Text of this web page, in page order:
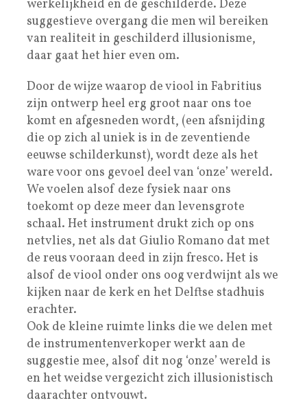
werkelijkheid en de geschilderde. Deze
suggestieve overgang die men wil bereiken
van realiteit in geschilderd illusionisme,
daar gaat het hier even om.
Door de wijze waarop de viool in Fabritius
zijn ontwerp heel erg groot naar ons toe
komt en afgesneden wordt, (een afsnijding
die op zich al uniek is in de zeventiende
eeuwse schilderkunst), wordt deze als het
ware voor ons gevoel deel van ‘onze’ wereld.
We voelen alsof deze fysiek naar ons
toekomt op deze meer dan levensgrote
schaal. Het instrument drukt zich op ons
netvlies, net als dat Giulio Romano dat met
de reus vooraan deed in zijn fresco. Het is
alsof de viool onder ons oog verdwijnt als we
kijken naar de kerk en het Delftse stadhuis
erachter.
Ook de kleine ruimte links die we delen met
de instrumentenverkoper werkt aan de
suggestie mee, alsof dit nog ‘onze’ wereld is
en het weidse vergezicht zich illusionistisch
daarachter ontvouwt.